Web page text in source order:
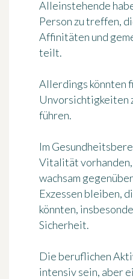
Alleinstehende
Person zu treffen,
Affinitäten und
teilt.
Allerdings könnten
Unvorsichtigkeiten
führen.
Im
Vitalität
wachsam
Exzessen bleiben,
könnten,
Sicherheit.
Die beruflichen
intensiv sein, aber